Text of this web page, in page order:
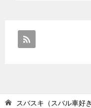
スバスキ（スバル車好